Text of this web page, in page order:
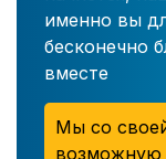
именно вы
бесконечно
вместе
Мы со
возможную